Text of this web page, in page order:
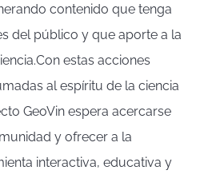
contenido que tenga
del público y que aporte a la
estas acciones
al espíritu de la ciencia
GeoVin espera acercarse
y ofrecer a la
interactiva, educativa y